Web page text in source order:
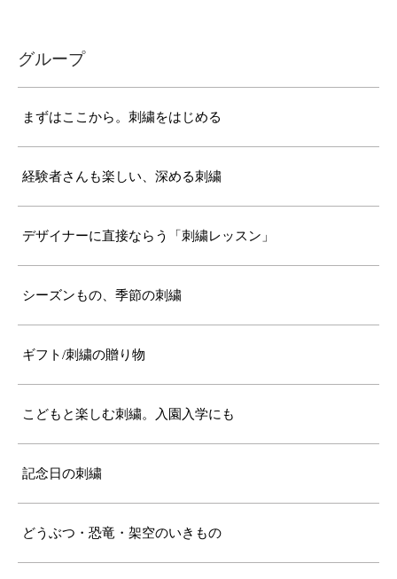
グループ
まずはここから。刺繍をはじめる
経験者さんも楽しい、深める刺繍
デザイナーに直接ならう「刺繍レッスン」
シーズンもの、季節の刺繍
ギフト/刺繍の贈り物
こどもと楽しむ刺繍。入園入学にも
記念日の刺繍
どうぶつ・恐竜・架空のいきもの